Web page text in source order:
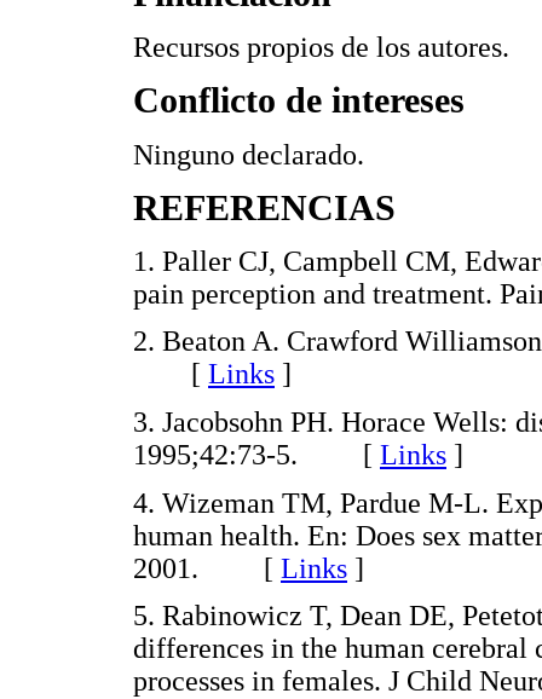
Recursos propios de los autores.
Conflicto de intereses
Ninguno declarado.
REFERENCIAS
1. Paller CJ, Campbell CM,
pain perception and treatment.
2. Beaton A. Crawford
[ Links ]
3. Jacobsohn PH. Horace Wells:
1995;42:73-5. [ Links ]
4. Wizeman TM, Pardue M-L.
human health. En: Does sex
2001. [ Links ]
5. Rabinowicz T, Dean DE,
differences in the human cerebral
processes in females. J Child